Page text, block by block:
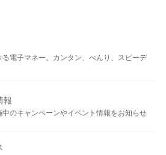
る電子マネー。カンタン、べんり、スピーデ
報
中のキャンペーンやイベント情報をお知らせ